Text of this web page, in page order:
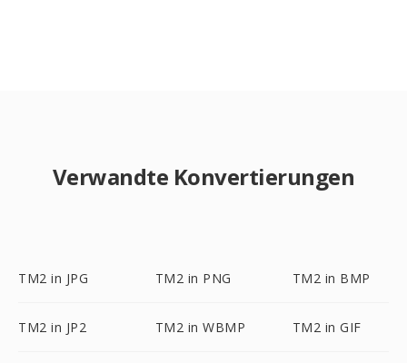
Verwandte Konvertierungen
TM2 in JPG TM2 in PNG TM2 in BMP
TM2 in JP2 TM2 in WBMP TM2 in GIF